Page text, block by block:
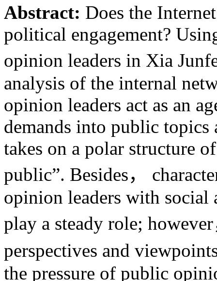
Abstract: Does the
political engagement?
opinion leaders in Xia
analysis of the internal
opinion leaders act as an
demands into public
takes on a polar structure
public”. Besides，
opinion leaders with social
play a steady role;
perspectives and
the pressure of public